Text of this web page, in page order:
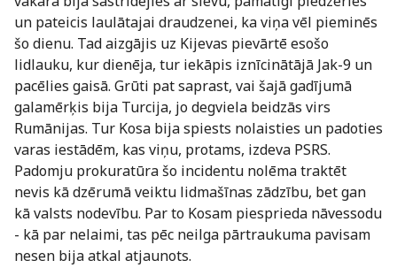
un pateicis laulātajai draudzenei, ka viņa vēl pieminēs
šo dienu. Tad aizgājis uz Kijevas pievārtē esošo
lidlauku, kur dienēja, tur iekāpis iznīcinātājā Jak-9 un
pacēlies gaisā. Grūti pat saprast, vai šajā gadījumā
galamērķis bija Turcija, jo degviela beidzās virs
Rumānijas. Tur Kosa bija spiests nolaisties un padoties
varas iestādēm, kas viņu, protams, izdeva PSRS.
Padomju prokuratūra šo incidentu nolēma traktēt
nevis kā dzērumā veiktu lidmašīnas zādzību, bet gan
kā valsts nodevību. Par to Kosam piesprieda nāvessodu
- kā par nelaimi, tas pēc neilga pārtraukuma pavisam
nesen bija atkal atjaunots.